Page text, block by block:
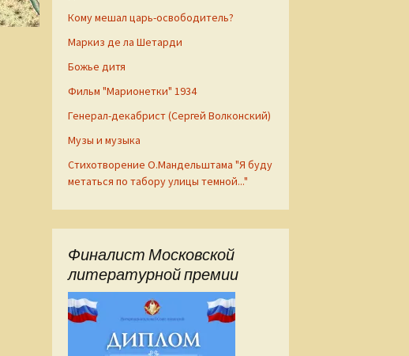
Кому мешал царь-освободитель?
Маркиз де ла Шетарди
Божье дитя
Фильм "Марионетки" 1934
Генерал-декабрист (Сергей Волконский)
Музы и музыка
Стихотворение О.Мандельштама "Я буду
метаться по табору улицы темной..."
Финалист Московской
литературной премии